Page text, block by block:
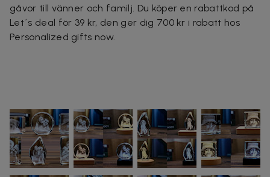
gåvor till vänner och familj. Du köper en rabattkod på
Let´s deal för 39 kr, den ger dig 700 kr i rabatt hos
Personalized gifts now.